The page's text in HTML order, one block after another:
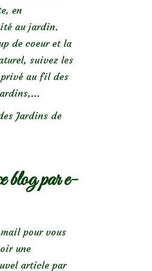
en
au jardin.
de coeur et la
suivez les
au fil des
Jardins de
blog par e-
pour vous
une
article par